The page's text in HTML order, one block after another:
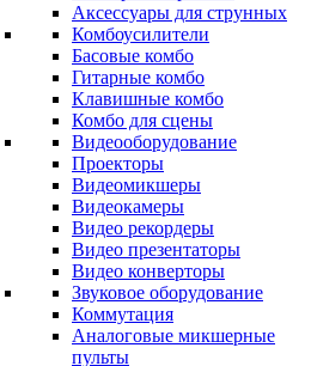
Аксессуары для струнных
Комбоусилители
Басовые комбо
Гитарные комбо
Клавишные комбо
Комбо для сцены
Видеооборудование
Проекторы
Видеомикшеры
Видеокамеры
Видео рекордеры
Видео презентаторы
Видео конверторы
Звуковое оборудование
Коммутация
Аналоговые микшерные
пульты